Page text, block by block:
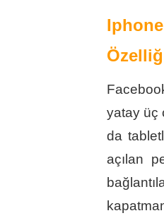
yatay üç
da
açılan